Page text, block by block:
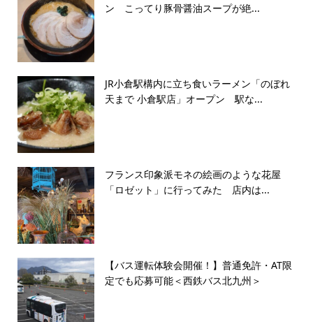
ン こってり豚骨醤油スープが絶...
JR小倉駅構内に立ち食いラーメン「のぼれ
天まで 小倉駅店」オープン 駅な...
フランス印象派モネの絵画のような花屋
「ロゼット」に行ってみた 店内は...
【バス運転体験会開催！】普通免許・AT限
定でも応募可能＜西鉄バス北九州＞